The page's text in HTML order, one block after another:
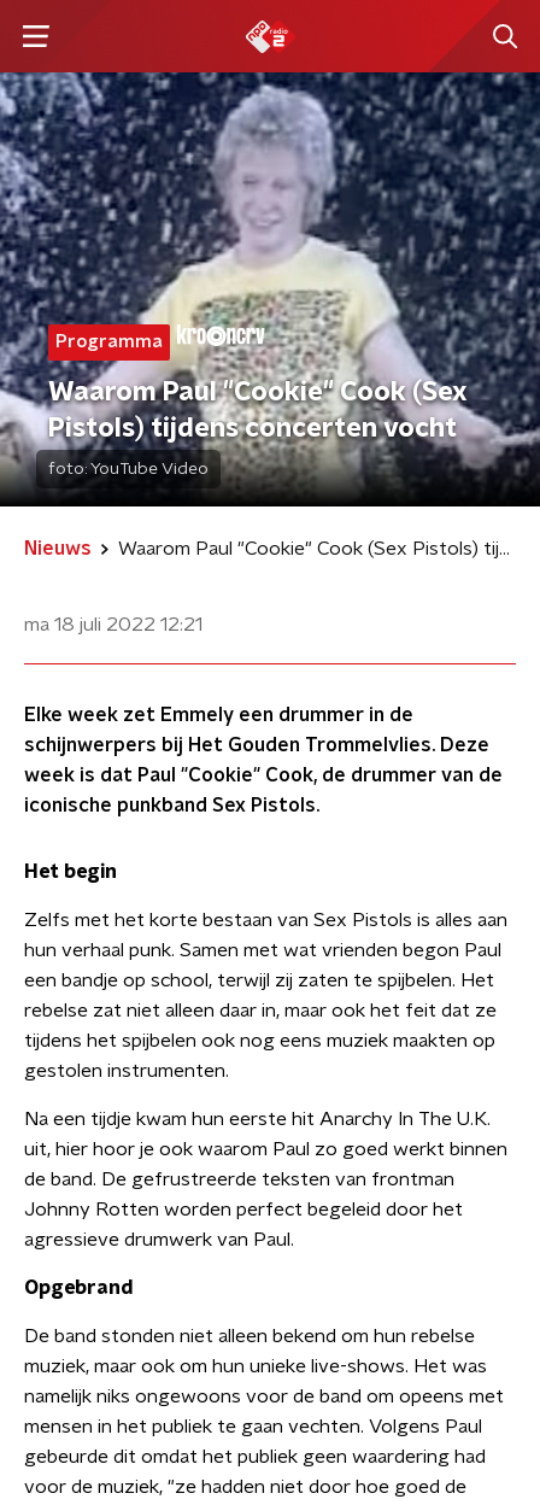
Programma
Waarom Paul "Cookie" Cook (Sex
Pistols) tijdens concerten vocht
foto:YouTube Video
Nieuws Waarom Paul "Cookie" Cook (Sex Pistols) tijdens concerten vocht
ma 18 juli 2022 12:21
Elke week zet Emmely een drummer in de
schijnwerpers bij Het Gouden Trommelvlies. Deze
week is dat Paul "Cookie" Cook, de drummer van de
iconische punkband Sex Pistols.
Het begin
Zelfs met het korte bestaan van Sex Pistols is alles aan
hun verhaal punk. Samen met wat vrienden begon Paul
een bandje op school, terwijl zij zaten te spijbelen. Het
rebelse zat niet alleen daar in, maar ook het feit dat ze
tijdens het spijbelen ook nog eens muziek maakten op
gestolen instrumenten.
Na een tijdje kwam hun eerste hit Anarchy In The U.K.
uit, hier hoor je ook waarom Paul zo goed werkt binnen
de band. De gefrustreerde teksten van frontman
Johnny Rotten worden perfect begeleid door het
agressieve drumwerk van Paul.
Opgebrand
De band stonden niet alleen bekend om hun rebelse
muziek, maar ook om hun unieke live-shows. Het was
namelijk niks ongewoons voor de band om opeens met
mensen in het publiek te gaan vechten. Volgens Paul
gebeurde dit omdat het publiek geen waardering had
voor de muziek, "ze hadden niet door hoe goed de